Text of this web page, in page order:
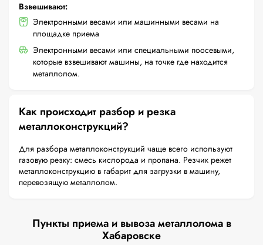
Взвешивают:
Электронными весами или машинными весами на
площадке приема
Электронными весами или специальными поосевыми,
которые взвешивают машины, на точке где находится
металлолом.
Как происходит разбор и резка
металлоконструкций?
Для разбора металлоконструкций чаще всего используют
газовую резку: смесь кислорода и пропана. Резчик режет
металлоконструкцию в габарит для загрузки в машину,
перевозящую металлолом.
Пункты приема и вывоза металлолома в
Хабаровске